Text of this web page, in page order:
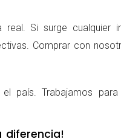
Si surge
Comprar con
país. Trabajamos
diferencia!